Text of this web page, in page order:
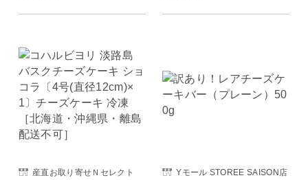
産直お取り寄せＮセレクト Yモール STOREE SAISON店